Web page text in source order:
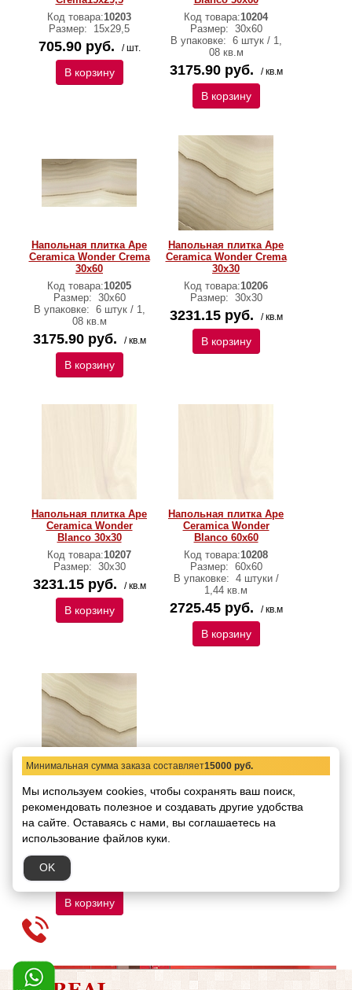
Код товара:10203
Размер:
15х29,5
705.90 руб. / шт.
В корзину
Код товара:10204
Размер: 30х60
В упаковке: 6 штук / 1,
08 кв.м
3175.90 руб. / кв.м
В корзину
Напольная плитка Ape
Ceramica Wonder Crema
30х60
Код товара:10205
Размер: 30х60
В упаковке: 6 штук / 1,
08 кв.м
3175.90 руб. / кв.м
В корзину
Напольная плитка Ape
Ceramica Wonder Crema
30х30
Код товара:10206
Размер: 30х30
3231.15 руб. / кв.м
В корзину
Напольная плитка Ape
Ceramica Wonder
Blanco 30х30
Код товара:10207
Размер: 30х30
3231.15 руб. / кв.м
В корзину
Напольная плитка Ape
Ceramica Wonder
Blanco 60х60
Код товара:10208
Размер: 60х60
В упаковке: 4 штуки /
1,44 кв.м
2725.45 руб. / кв.м
В корзину
Ceramica Wonder Crema
60х60
Код товара:10209
Размер:60х60
4 штуки /
1,44 кв.м
2725.45 руб.
В корзину
Минимальная сумма заказа составляет15000 руб.
Мы используем cookies, чтобы сохранять ваш поиск,
рекомендовать полезное и создавать другие удобства
на сайте. Оставаясь с нами, вы соглашаетесь на
использование файлов куки.
OK